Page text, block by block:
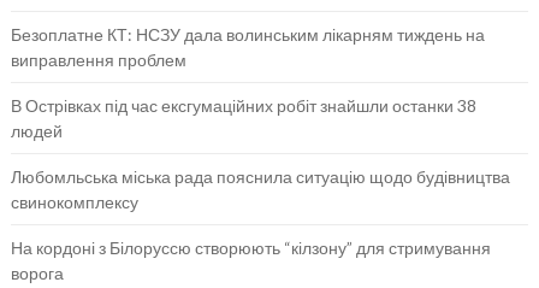
Безоплатне КТ: НСЗУ дала волинським лікарням тиждень на
виправлення проблем
В Острівках під час ексгумаційних робіт знайшли останки 38
людей
Любомльська міська рада пояснила ситуацію щодо будівництва
свинокомплексу
На кордоні з Білоруссю створюють “кілзону” для стримування
ворога